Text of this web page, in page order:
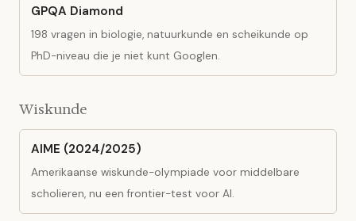
GPQA Diamond
198 vragen in biologie, natuurkunde en scheikunde op
PhD-niveau die je niet kunt Googlen.
Wiskunde
AIME (2024/2025)
Amerikaanse wiskunde-olympiade voor middelbare
scholieren, nu een frontier-test voor AI.